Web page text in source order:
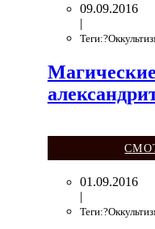
09.09.2016
|
01.09.2016
|